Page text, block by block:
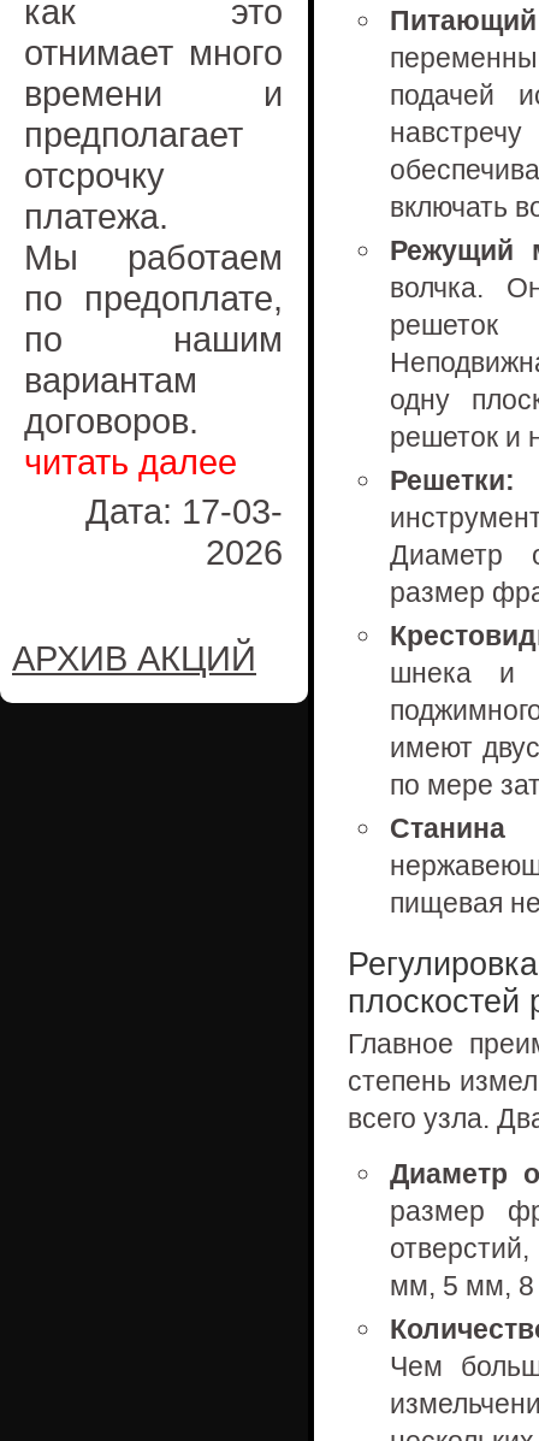
как это
отнимает много
времени и
предполагает
отсрочку
платежа.
Мы работаем
по предоплате,
по нашим
вариантам
договоров.
читать далее
Дата: 17-03-
2026
АРХИВ АКЦИЙ
подачей
включать
Режущий
волчка.
решеток
одну
решеток и
Решетки:
Диаметр
размер
шнека и
имеют
по мере
Станина
пищевая
плоскостей
Главное
степень
всего узла.
Диаметр
размер
мм, 5 мм,
Чем